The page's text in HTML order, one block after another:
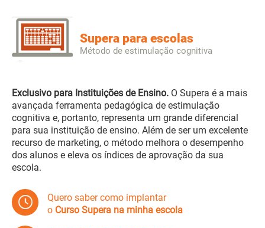
Supera para escolas
Método de estimulação cognitiva
Exclusivo para Instituições de Ensino. O Supera é a mais
avançada ferramenta pedagógica de estimulação
cognitiva e, portanto, representa um grande diferencial
para sua instituição de ensino. Além de ser um excelente
recurso de marketing, o método melhora o desempenho
dos alunos e eleva os índices de aprovação da sua
escola.
Quero saber como implantar
o Curso Supera na minha escola